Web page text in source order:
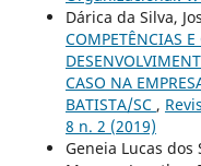
Dárica da Silva,
COMPETÊNCIAS
CASO NA
BATISTA/SC ,
8 n. 2 (2019)
Geneia Lucas dos